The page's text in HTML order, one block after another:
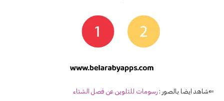
⇐شاهد ايضا بالصور : رسومات للتلوين عن فصل الشتاء